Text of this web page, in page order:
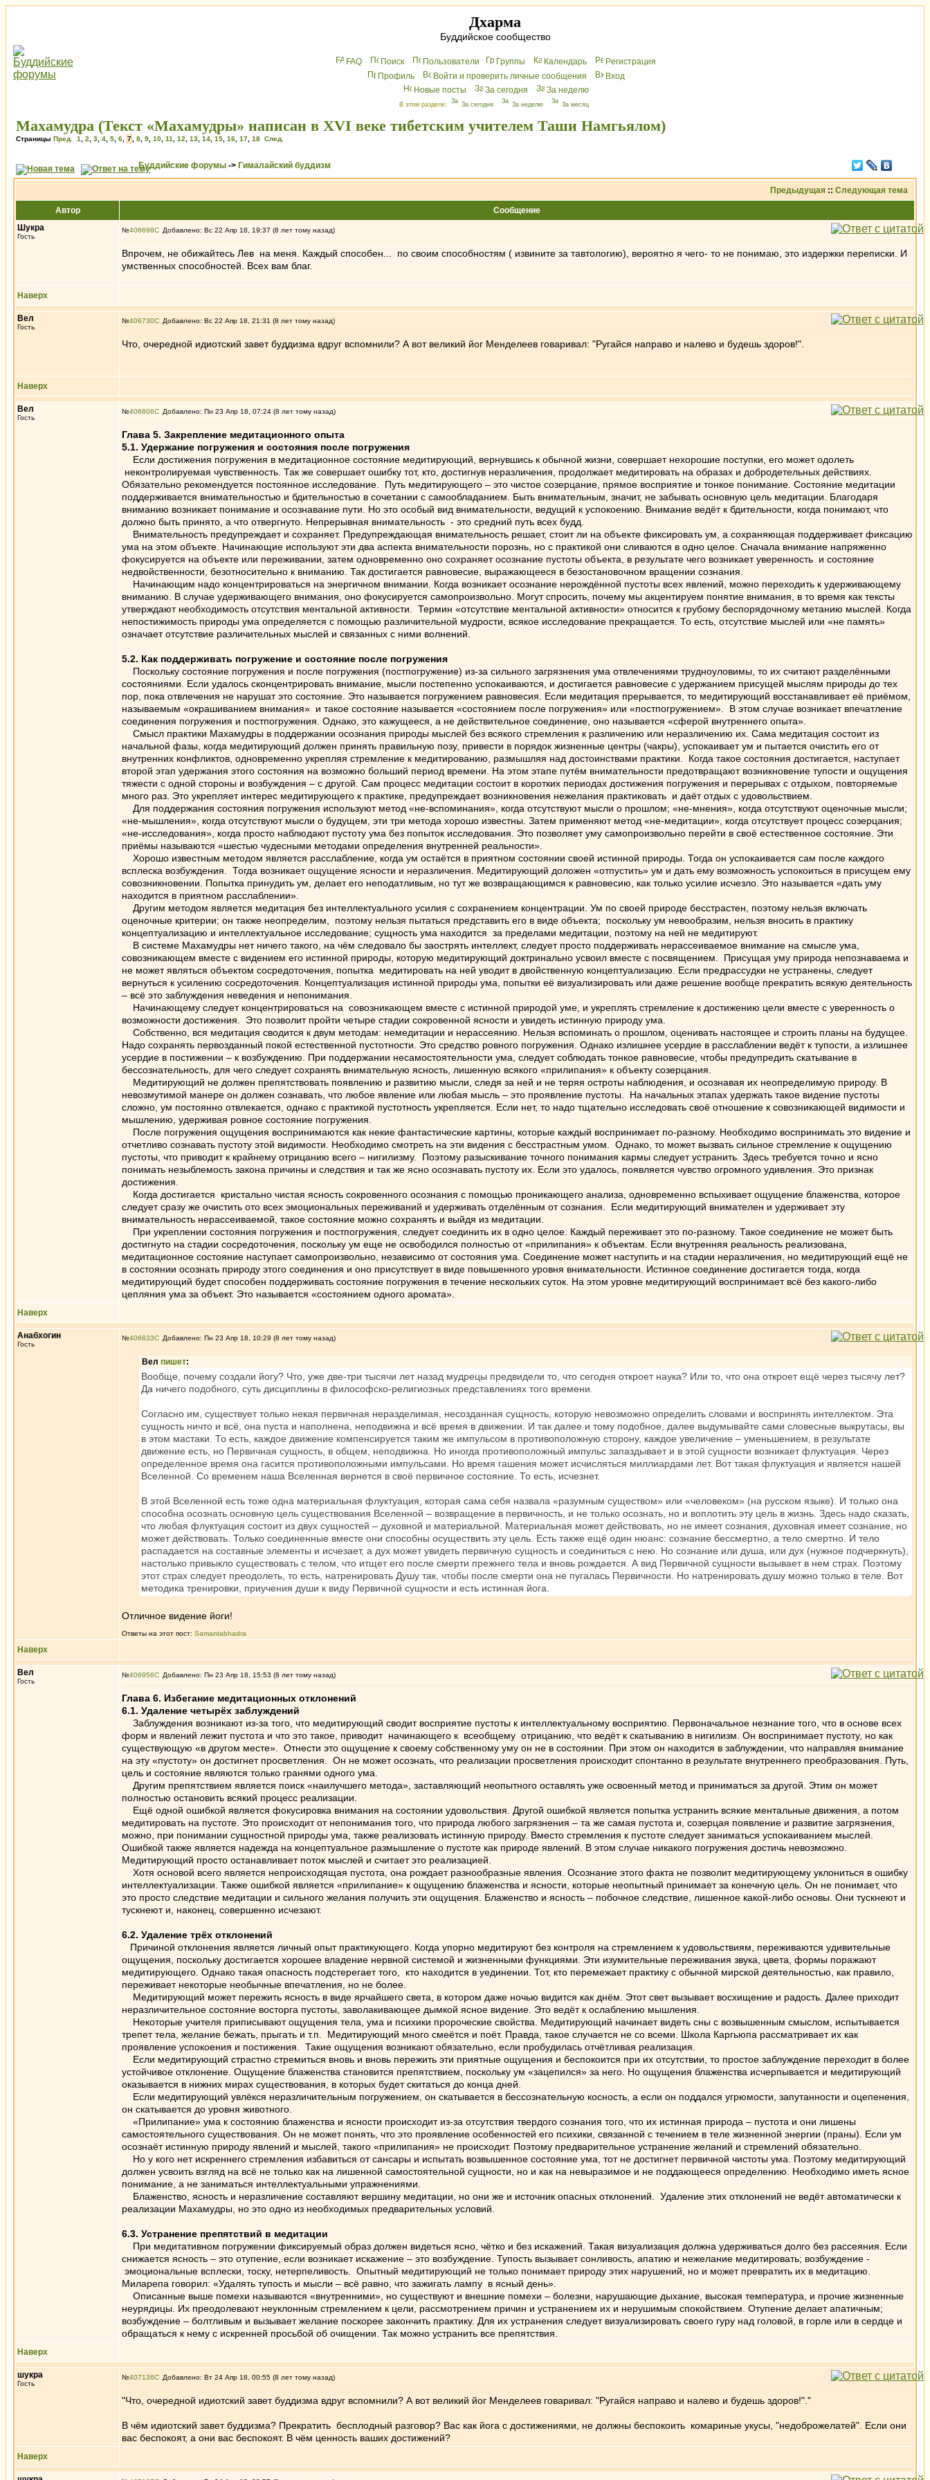
Дхарма
Буддийское сообщество
FAQ Поиск Пользователи Группы Календарь
Peгиcтрaция
Профиль
Войти и проверить личные сообщения
Вхoд
Новые посты
За сегодня За неделю
В этом разделе: За сегодня За неделю За месяц
Махамудра (Текст «Махамудры» написан в XVI веке тибетским учителем Таши Намгьялом)
Страницы Пред. 1 2 3 4 5 6 7 8 9 10 11 12 13 14 15 16 17 18 След.
Буддийские форумы -> Гималайский буддизм
Предыдущая :: Следующая тема
Автор
Сообщение
Шукра
Гость
№406698 Добавлено: Вс 22 Апр 18, 19:37 (8 лет тому назад)
Впрочем, не обижайтесь Лев на меня. Каждый способен... по своим способностям ( извините за тавтологию), вероятно я чего- то не понимаю, это издержки переписки. И
умственных способностей. Всех вам благ.
Наверх
Вел
Гость
№406730 Добавлено: Вс 22 Апр 18, 21:31 (8 лет тому назад)
Что, очередной идиотский завет буддизма вдруг вспомнили? А вот великий йог Менделеев говаривал: "Ругайся направо и налево и будешь здоров!".
Наверх
Вел
Гость
№406806 Добавлено: Пн 23 Апр 18, 07:24 (8 лет тому назад)
Глава 5. Закрепление медитационного опыта
5.1. Удержание погружения и состояния после погружения
Если достижения погружения в медитационное состояние медитирующий, вернувшись к обычной жизни, совершает нехорошие поступки, его может одолеть
неконтролируемая чувственность. Так же совершает ошибку тот, кто, достигнув неразличения, продолжает медитировать на образах и добродетельных действиях.
Обязательно рекомендуется постоянное исследование. Путь медитирующего – это чистое созерцание, прямое восприятие и тонкое понимание. Состояние медитации
поддерживается внимательностью и бдительностью в сочетании с самообладанием. Быть внимательным, значит, не забывать основную цель медитации. Благодаря
вниманию возникает понимание и осознавание пути. Но это особый вид внимательности, ведущий к успокоению. Внимание ведёт к бдительности, когда понимают, что
должно быть принято, а что отвергнуто. Непрерывная внимательность - это средний путь всех будд.
Внимательность предупреждает и сохраняет. Предупреждающая внимательность решает, стоит ли на объекте фиксировать ум, а сохраняющая поддерживает фиксацию
ума на этом объекте. Начинающие используют эти два аспекта внимательности порознь, но с практикой они сливаются в одно целое. Сначала внимание напряженно
фокусируется на объекте или переживании, затем одновременно оно сохраняет осознание пустоты объекта, в результате чего возникает уверенность и состояние
недвойственности, безотносительно к вниманию. Так достигается равновесие, выражающееся в безостановочном вращении сознания.
Начинающим надо концентрироваться на энергичном внимании. Когда возникает осознание нерождённой пустоты всех явлений, можно переходить к удерживающему
вниманию. В случае удерживающего внимания, оно фокусируется самопроизвольно. Могут спросить, почему мы акцентируем понятие внимания, в то время как тексты
утверждают необходимость отсутствия ментальной активности. Термин «отсутствие ментальной активности» относится к грубому беспорядочному метанию мыслей. Когда
непостижимость природы ума определяется с помощью различительной мудрости, всякое исследование прекращается. То есть, отсутствие мыслей или «не память»
означает отсутствие различительных мыслей и связанных с ними волнений.
5.2. Как поддерживать погружение и состояние после погружения
Поскольку состояние погружения и после погружения (постпогружение) из-за сильного загрязнения ума отвлечениями трудноуловимы, то их считают разделёнными
состояниями. Если удалось сконцентрировать внимание, мысли постепенно успокаиваются, и достигается равновесие с удержанием присущей мыслям природы до тех
пор, пока отвлечения не нарушат это состояние. Это называется погружением равновесия. Если медитация прерывается, то медитирующий восстанавливает её приёмом,
называемым «окрашиванием внимания» и такое состояние называется «состоянием после погружения» или «постпогружением». В этом случае возникает впечатление
соединения погружения и постпогружения. Однако, это кажущееся, а не действительное соединение, оно называется «сферой внутреннего опыта».
Смысл практики Махамудры в поддержании осознания природы мыслей без всякого стремления к различению или неразличению их. Сама медитация состоит из
начальной фазы, когда медитирующий должен принять правильную позу, привести в порядок жизненные центры (чакры), успокаивает ум и пытается очистить его от
внутренних конфликтов, одновременно укрепляя стремление к медитированию, размышляя над достоинствами практики. Когда такое состояния достигается, наступает
второй этап удержания этого состояния на возможно больший период времени. На этом этапе путём внимательности предотвращают возникновение тупости и ощущения
тяжести с одной стороны и возбуждения – с другой. Сам процесс медитации состоит в коротких периодах достижения погружения и перерывах с отдыхом, повторяемые
много раз. Это укрепляет интерес медитирующего к практике, предупреждает возникновения нежелания практиковать и даёт отдых с удовольствием.
Для поддержания состояния погружения используют метод «не-вспоминания», когда отсутствуют мысли о прошлом; «не-мнения», когда отсутствуют оценочные мысли;
«не-мышления», когда отсутствуют мысли о будущем, эти три метода хорошо известны. Затем применяют метод «не-медитации», когда отсутствует процесс созерцания;
«не-исследования», когда просто наблюдают пустоту ума без попыток исследования. Это позволяет уму самопроизвольно перейти в своё естественное состояние. Эти
приёмы называются «шестью чудесными методами определения внутренней реальности».
Хорошо известным методом является расслабление, когда ум остаётся в приятном состоянии своей истинной природы. Тогда он успокаивается сам после каждого
всплеска возбуждения. Тогда возникает ощущение ясности и неразличения. Медитирующий доложен «отпустить» ум и дать ему возможность успокоиться в присущем ему
совозникновении. Попытка принудить ум, делает его неподатливым, но тут же возвращающимся к равновесию, как только усилие исчезло. Это называется «дать уму
находится в приятном расслаблении».
Другим методом является медитация без интеллектуального усилия с сохранением концентрации. Ум по своей природе бесстрастен, поэтому нельзя включать
оценочные критерии; он также неопределим, поэтому нельзя пытаться представить его в виде объекта; поскольку ум невообразим, нельзя вносить в практику
концептуализацию и интеллектуальное исследование; сущность ума находится за пределами медитации, поэтому на ней не медитируют.
В системе Махамудры нет ничего такого, на чём следовало бы заострять интеллект, следует просто поддерживать нерассеиваемое внимание на смысле ума,
совозникающем вместе с видением его истинной природы, которую медитирующий доктринально усвоил вместе с посвящением. Присущая уму природа непознаваема и
не может являться объектом сосредоточения, попытка медитировать на ней уводит в двойственную концептуализацию. Если предрассудки не устранены, следует
вернуться к усилению сосредоточения. Концептуализация истинной природы ума, попытки её визуализировать или даже решение вообще прекратить всякую деятельность
– всё это заблуждения неведения и непонимания.
Начинающему следует концентрироваться на совозникающем вместе с истинной природой уме, и укреплять стремление к достижению цели вместе с уверенность о
возможности достижения. Это позволит пройти четыре стадии сокровенной ясности и увидеть истинную природу ума.
Собственно, вся медитация сводится к двум методам: немедитации и нерассеянию. Нельзя вспоминать о прошлом, оценивать настоящее и строить планы на будущее.
Надо сохранять первозданный покой естественной пустотности. Это средство ровного погружения. Однако излишнее усердие в расслаблении ведёт к тупости, а излишнее
усердие в постижении – к возбуждению. При поддержании несамостоятельности ума, следует соблюдать тонкое равновесие, чтобы предупредить скатывание в
бессознательность, для чего следует сохранять внимательную ясность, лишенную всякого «прилипания» к объекту созерцания.
Медитирующий не должен препятствовать появлению и развитию мысли, следя за ней и не теряя остроты наблюдения, и осознавая их неопределимую природу. В
невозмутимой манере он должен сознавать, что любое явление или любая мысль – это проявление пустоты. На начальных этапах удержать такое видение пустоты
сложно, ум постоянно отвлекается, однако с практикой пустотность укрепляется. Если нет, то надо тщательно исследовать своё отношение к совозникающей видимости и
мышлению, удерживая ровное состояние погружения.
После погружения ощущения воспринимаются как некие фантастические картины, которые каждый воспринимает по-разному. Необходимо воспринимать это видение и
отчетливо сознавать пустоту этой видимости. Необходимо смотреть на эти видения с бесстрастным умом. Однако, то может вызвать сильное стремление к ощущению
пустоты, что приводит к крайнему отрицанию всего – нигилизму. Поэтому разыскивание точного понимания кармы следует устранить. Здесь требуется точно и ясно
понимать незыблемость закона причины и следствия и так же ясно осознавать пустоту их. Если это удалось, появляется чувство огромного удивления. Это признак
достижения.
Когда достигается кристально чистая ясность сокровенного осознания с помощью проникающего анализа, одновременно вспыхивает ощущение блаженства, которое
следует сразу же очистить ото всех эмоциональных переживаний и удерживать отделённым от сознания. Если медитирующий внимателен и удерживает эту
внимательность нерассеиваемой, такое состояние можно сохранять и выйдя из медитации.
При укреплении состояния погружения и постпогружения, следует соединить их в одно целое. Каждый переживает это по-разному. Такое соединение не может быть
достигнуто на стадии сосредоточения, поскольку ум еще не освободился полностью от «прилипания» к объектам. Если внутренняя реальность реализована,
медитационное состояние наступает самопроизвольно, независимо от состояния ума. Соединение может наступить и на стадии неразличения, но медитирующий ещё не
в состоянии осознать природу этого соединения и оно присутствует в виде повышенного уровня внимательности. Истинное соединение достигается тогда, когда
медитирующий будет способен поддерживать состояние погружения в течение нескольких суток. На этом уровне медитирующий воспринимает всё без какого-либо
цепляния ума за объект. Это называется «состоянием одного аромата».
Наверх
Анабхогин
Гость
№406833 Добавлено: Пн 23 Апр 18, 10:29 (8 лет тому назад)
Вел пишет:
Вообще, почему создали йогу? Что, уже две-три тысячи лет назад мудрецы предвидели то, что сегодня откроет наука? Или то, что она откроет ещё через тысячу лет?
Да ничего подобного, суть дисциплины в философско-религиозных представлениях того времени.
Согласно им, существует только некая первичная неразделимая, несозданная сущность, которую невозможно определить словами и воспринять интеллектом. Эта
сущность ничто и всё, она пуста и наполнена, неподвижна и всё время в движении. И так далее и тому подобное, далее выдумывайте сами словесные выкрутасы, вы
в этом мастаки. То есть, каждое движение компенсируется таким же импульсом в противоположную сторону, каждое увеличение – уменьшением, в результате
движение есть, но Первичная сущность, в общем, неподвижна. Но иногда противоположный импульс запаздывает и в этой сущности возникает флуктуация. Через
определенное время она гасится противоположными импульсами. Но время гашения может исчисляться миллиардами лет. Вот такая флуктуация и является нашей
Вселенной. Со временем наша Вселенная вернется в своё первичное состояние. То есть, исчезнет.
В этой Вселенной есть тоже одна материальная флуктуация, которая сама себя назвала «разумным существом» или «человеком» (на русском языке). И только она
способна осознать основную цель существования Вселенной – возвращение в первичность, и не только осознать, но и воплотить эту цель в жизнь. Здесь надо сказать,
что любая флуктуация состоит из двух сущностей – духовной и материальной. Материальная может действовать, но не имеет сознания, духовная имеет сознание, но
может действовать. Только соединенные вместе они способны осуществить эту цель. Есть также ещё один нюанс: сознание бессмертно, а тело смертно. И тело
распадается на составные элементы и исчезает, а дух может увидеть первичную сущность и соединиться с нею. Но сознание или душа, или дух (нужное подчеркнуть),
настолько привыкло существовать с телом, что итщет его после смерти прежнего тела и вновь рождается. А вид Первичной сущности вызывает в нем страх. Поэтому
этот страх следует преодолеть, то есть, натренировать Душу так, чтобы после смерти она не пугалась Первичности. Но натренировать душу можно только в теле. Вот
методика тренировки, приучения души к виду Первичной сущности и есть истинная йога.
Отличное видение йоги!
Ответы на этот пост: Samantabhadra
Наверх
Вел
Гость
№406956 Добавлено: Пн 23 Апр 18, 15:53 (8 лет тому назад)
Глава 6. Избегание медитационных отклонений
6.1. Удаление четырёх заблуждений
Заблуждения возникают из-за того, что медитирующий сводит восприятие пустоты к интеллектуальному восприятию. Первоначальное незнание того, что в основе всех
форм и явлений лежит пустота и что это такое, приводит начинающего к всеобщему отрицанию, что ведёт к скатыванию в нигилизм. Он воспринимает пустоту, но как
существующую «в другом месте». Отнести это ощущение к своему собственному уму он не в состоянии. При этом он находится в заблуждении, что направляя внимание
на эту «пустоту» он достигнет просветления. Он не может осознать, что реализации просветления происходит спонтанно в результате внутреннего преобразования. Путь,
цель и состояние являются только гранями одного ума.
Другим препятствием является поиск «наилучшего метода», заставляющий неопытного оставлять уже освоенный метод и приниматься за другой. Этим он может
полностью остановить всякий процесс реализации.
Ещё одной ошибкой является фокусировка внимания на состоянии удовольствия. Другой ошибкой является попытка устранить всякие ментальные движения, а потом
медитировать на пустоте. Это происходит от непонимания того, что природа любого загрязнения – та же самая пустота и, созерцая появление и развитие загрязнения,
можно, при понимании сущностной природы ума, также реализовать истинную природу. Вместо стремления к пустоте следует заниматься успокаиванием мыслей.
Ошибкой также является надежда на концептуальное размышление о пустоте как природе явлений. В этом случае никакого погружения достичь невозможно.
Медитирующий просто останавливает поток мыслей и считает это реализацией.
Хотя основой всего является непроисходящая пустота, она рождает разнообразные явления. Осознание этого факта не позволит медитирующему уклониться в ошибку
интеллектуализации. Также ошибкой является «прилипание» к ощущению блаженства и ясности, которые неопытный принимает за конечную цель. Он не понимает, что
это просто следствие медитации и сильного желания получить эти ощущения. Блаженство и ясность – побочное следствие, лишенное какой-либо основы. Они тускнеют и
тускнеют и, наконец, совершенно исчезают.
6.2. Удаление трёх отклонений
Причиной отклонения является личный опыт практикующего. Когда упорно медитируют без контроля на стремлением к удовольствиям, переживаются удивительные
ощущения, поскольку достигается хорошее владение нервной системой и жизненными функциями. Эти изумительные переживания звука, цвета, формы поражают
медитирующего. Однако такая опасность подстерегает того, кто находится в уединении. Тот, кто перемежает практику с обычной мирской деятельностью, как правило,
переживает некоторые необычные впечатления, но не более.
Медитирующий может пережить ясность в виде ярчайшего света, в котором даже ночью видится как днём. Этот свет вызывает восхищение и радость. Далее приходит
неразличительное состояние восторга пустоты, заволакивающее дымкой ясное видение. Это ведёт к ослаблению мышления.
Некоторые учителя приписывают ощущения тела, ума и психики пророческие свойства. Медитирующий начинает видеть сны с возвышенным смыслом, испытывается
трепет тела, желание бежать, прыгать и т.п. Медитирующий много смеётся и поёт. Правда, такое случается не со всеми. Школа Каргьюпа рассматривает их как
проявление успокоения и постижения. Такие ощущения возникают обязательно, если пробудилась отчётливая реализация.
Если медитирующий страстно стремиться вновь и вновь пережить эти приятные ощущения и беспокоится при их отсутствии, то простое заблуждение переходит в более
устойчивое отклонение. Ощущение блаженства становится препятствием, поскольку ум «зацепился» за него. Но ощущения блаженства исчерпывается и медитирующий
оказывается в нижних мирах существования, в которых будет скитаться до конца дней.
Если медитирующий увлёкся неразличительным погружением, он скатывается в бессознательную косность, а если он поддался угрюмости, запутанности и оцепенения,
он скатывается до уровня животного.
«Прилипание» ума к состоянию блаженства и ясности происходит из-за отсутствия твердого сознания того, что их истинная природа – пустота и они лишены
самостоятельного существования. Он не может понять, что это проявление особенностей его психики, связанной с течением в теле жизненной энергии (праны). Если ум
осознаёт истинную природу явлений и мыслей, такого «прилипания» не происходит. Поэтому предварительное устранение желаний и стремлений обязательно.
Но у кого нет искреннего стремления избавиться от сансары и испытать возвышенное состояние ума, тот не достигнет первичной чистоты ума. Поэтому медитирующий
должен усвоить взгляд на всё не только как на лишенной самостоятельной сущности, но и как на невыразимое и не поддающееся определению. Необходимо иметь ясное
понимание, а не заниматься интеллектуальными упражнениями.
Блаженство, ясность и неразличение составляют вершину медитации, но они же и источник опасных отклонений. Удаление этих отклонений не ведёт автоматически к
реализации Махамудры, но это одно из необходимых предварительных условий.
6.3. Устранение препятствий в медитации
При медитативном погружении фиксируемый образ должен видеться ясно, чётко и без искажений. Такая визуализация должна удерживаться долго без рассеяния. Если
снижается ясность – это отупение, если возникает искажение – это возбуждение. Тупость вызывает сонливость, апатию и нежелание медитировать; возбуждение -
эмоциональные всплески, тоску, нетерпеливость. Опытный медитирующий не только понимает природу этих нарушений, но и может превратить их в медитацию.
Миларепа говорил: «Удалять тупость и мысли – всё равно, что зажигать лампу в ясный день».
Описанные выше помехи называются «внутренними», но существуют и внешние помехи – болезни, нарушающие дыхание, высокая температура, и прочие жизненные
неурядицы. Их преодолевают неуклонным стремлением к цели, рассмотрением причин и устранением их и нерушимым спокойствием. Отупение делает апатичным;
возбуждение – болтливым и вызывает желание поскорее закончить практику. Для их устранения следует визуализировать своего гуру над головой, в горле или в сердце и
обращаться к нему с искренней просьбой об очищении. Так можно устранить все препятствия.
Наверх
шукра
Гость
№407136 Добавлено: Вт 24 Апр 18, 00:55 (8 лет тому назад)
"Что, очередной идиотский завет буддизма вдруг вспомнили? А вот великий йог Менделеев говаривал: "Ругайся направо и налево и будешь здоров!"."
В чём идиотский завет буддизма? Прекратить бесплодный разговор? Вас как йога с достижениями, не должны беспокоить комариные укусы, "недоброжелатей". Если они
вас беспокоят, а они вас беспокоят. В чём ценность ваших достижений?
Наверх